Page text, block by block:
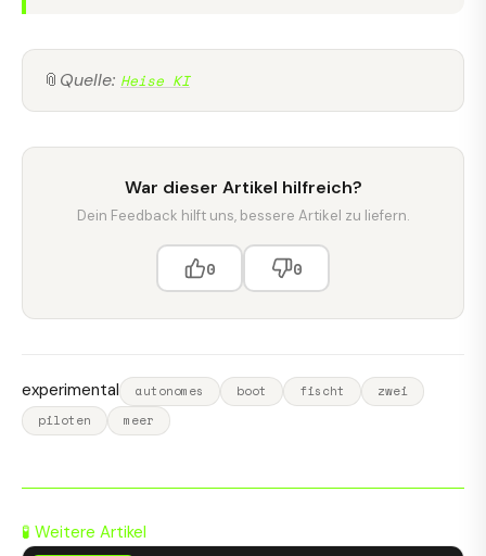
📎 Quelle: Heise KI
War dieser Artikel hilfreich?
Dein Feedback hilft uns, bessere Artikel zu liefern.
0 0
experimental autonomes boot fischt
zwei
piloten
meer
🧪 Weitere Artikel